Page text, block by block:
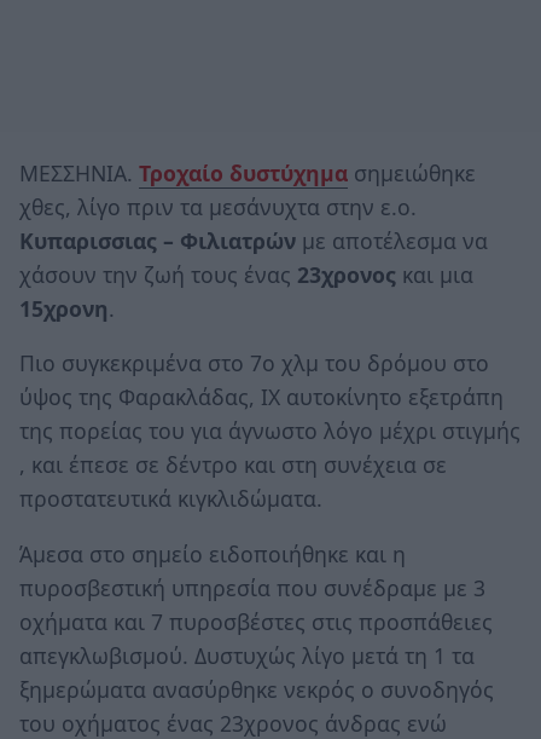
ΜΕΣΣΗΝΙΑ. Τροχαίο δυστύχημα σημειώθηκε
χθες, λίγο πριν τα μεσάνυχτα στην ε.ο.
Κυπαρισσιας – Φιλιατρών με αποτέλεσμα να
χάσουν την ζωή τους ένας 23χρονος και μια
15χρονη.
Πιο συγκεκριμένα στο 7ο χλμ του δρόμου στο
ύψος της Φαρακλάδας, ΙΧ αυτοκίνητο εξετράπη
της πορείας του για άγνωστο λόγο μέχρι στιγμής
, και έπεσε σε δέντρο και στη συνέχεια σε
προστατευτικά κιγκλιδώματα.
Άμεσα στο σημείο ειδοποιήθηκε και η
πυροσβεστική υπηρεσία που συνέδραμε με 3
οχήματα και 7 πυροσβέστες στις προσπάθειες
απεγκλωβισμού. Δυστυχώς λίγο μετά τη 1 τα
ξημερώματα ανασύρθηκε νεκρός ο συνοδηγός
του οχήματος ένας 23χρονος άνδρας ενώ